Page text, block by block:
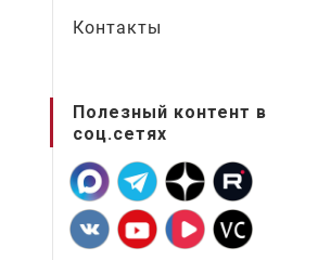
Контакты
Полезный контент в
соц.сетях